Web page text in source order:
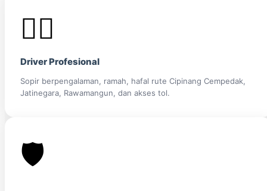
👨‍✈️
Driver Profesional
Sopir berpengalaman, ramah, hafal rute Cipinang Cempedak,
Jatinegara, Rawamangun, dan akses tol.
🛡️